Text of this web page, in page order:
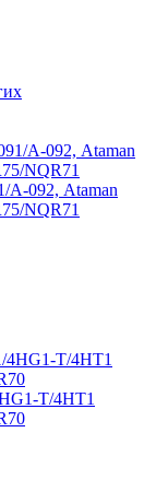
А-092, Ataman
NQR71
T/4HT1